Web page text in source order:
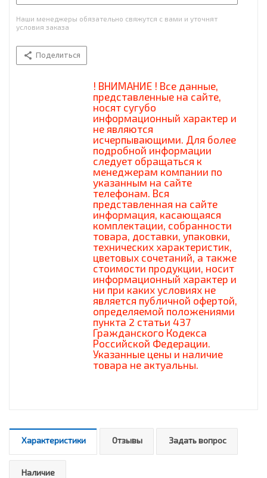
Наши менеджеры обязательно свяжутся с вами и уточнят
условия заказа
Поделиться
! ВНИМАНИЕ ! Все данные,
представленные на сайте,
носят сугубо
информационный характер и
не являются
исчерпывающими. Для более
подробной информации
следует обращаться к
менеджерам компании по
указанным на сайте
телефонам. Вся
представленная на сайте
информация, касающаяся
комплектации, собранности
товара, доставки, упаковки,
технических характеристик,
цветовых сочетаний, а также
стоимости продукции, носит
информационный характер и
ни при каких условиях не
является публичной офертой,
определяемой положениями
пункта 2 статьи 437
Гражданского Кодекса
Российской Федерации.
Указанные цены и наличие
товара не актуальны.
Характеристики Отзывы Задать вопрос
Наличие